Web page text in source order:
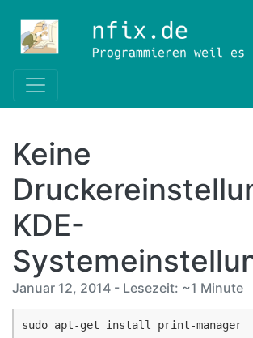
Keine
KDE-
Januar 12, 2014 - Lesezeit: ~1 Minute